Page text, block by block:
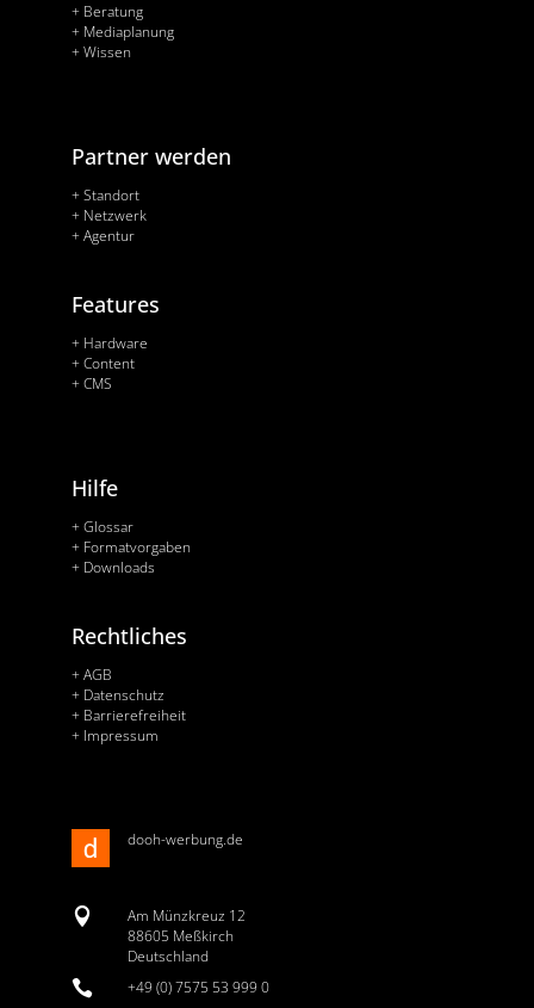
+ Beratung
+ Mediaplanung
+ Wissen
Partner werden
+ Standort
+ Netzwerk
+ Agentur
Features
+ Hardware
+ Content
+ CMS
Hilfe
+ Glossar
+ Formatvorgaben
+ Downloads
Rechtliches
+ AGB
+ Datenschutz
+ Barrierefreiheit
+ Impressum
dooh-werbung.de

Am Münzkreuz 12
88605 Meßkirch
Deutschland
 +49 (0) 7575 53 999 0